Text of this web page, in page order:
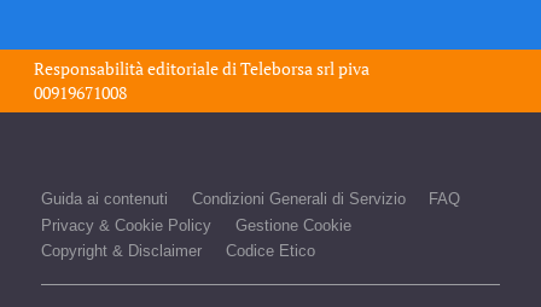
Responsabilità editoriale diTeleborsa srlpiva
00919671008
Guida ai contenuti Condizioni Generali di Servizio
FAQ
Privacy & Cookie Policy
Gestione Cookie
Copyright & Disclaimer
Codice Etico